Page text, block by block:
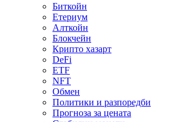
Биткойн
Етериум
Алткойн
Блокчейн
Крипто хазарт
DeFi
ETF
NFT
Обмен
Политики и разпоредби
Прогноза за цената